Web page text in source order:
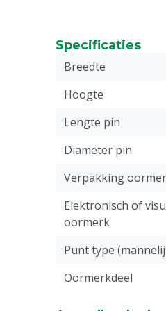
Specificaties
Breedte
Hoogte
Lengte pin
Diameter pin
Verpakking
Elektronisch of
oormerk
Punt type
Oormerkdeel